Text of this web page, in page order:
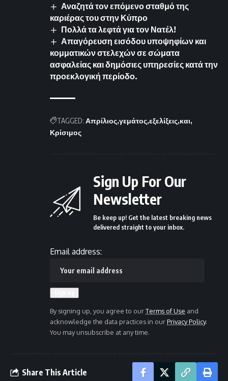
Αναζητά τον επόμενο σταθμό της
καριέρας του στην Κύπρο
Πολλά τα λεφτά για τον Νατέλ!
Απαγόρευση εισόδου υποψηφίων και
κομματικών στελεχών σε σώματα
ασφαλείας και δημόσιες υπηρεσίες κατά την
προεκλογική περίοδο.
TAGGED: Απρίλιος γεμάτος εξελίξεις και
Κρίσιμος
Sign Up For Our
Newsletter
Be keep up! Get the latest breaking news
delivered straight to your inbox.
Email address:
By signing up, you agree to ourTerms of Use and
acknowledge the data practices in ourPrivacy Policy.
You may unsubscribe at any time.
Share This Article